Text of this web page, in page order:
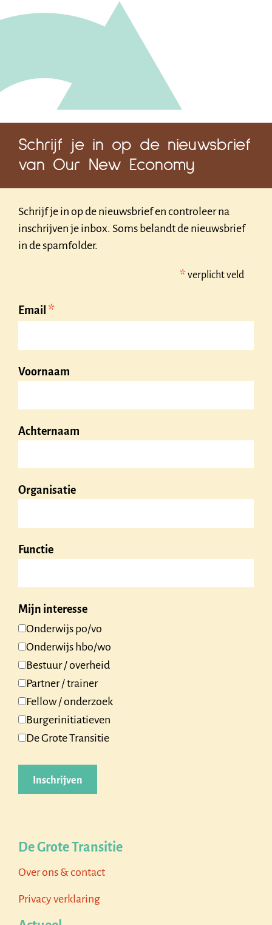
Schrijf je in op de nieuwsbrief
van Our New Economy
Schrijf je in op de nieuwsbrief en controleer na
inschrijven je inbox. Soms belandt de nieuwsbrief
in de spamfolder.
* verplicht veld
Email *
Voornaam
Achternaam
Organisatie
Functie
Mijn interesse
Onderwijs po/vo
Onderwijs hbo/wo
Bestuur / overheid
Partner / trainer
Fellow / onderzoek
Burgerinitiatieven
De Grote Transitie
De Grote Transitie
Over ons & contact
Privacy verklaring